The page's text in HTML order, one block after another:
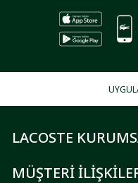
LACOSTE
MÜŞTERİ